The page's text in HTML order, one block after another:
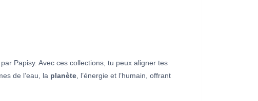
Papisy. Avec ces collections, tu peux aligner tes
de l’eau, la planète , l’énergie et l’humain, offrant